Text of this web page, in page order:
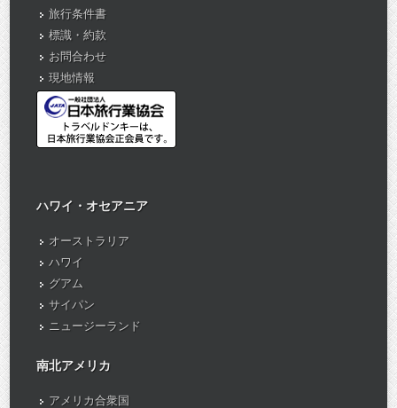
旅行条件書
標識・約款
お問合わせ
現地情報
ハワイ・オセアニア
オーストラリア
ハワイ
グアム
サイパン
ニュージーランド
南北アメリカ
アメリカ合衆国